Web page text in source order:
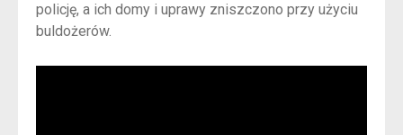
policję, a ich domy i uprawy zniszczono przy użyciu
buldożerów.